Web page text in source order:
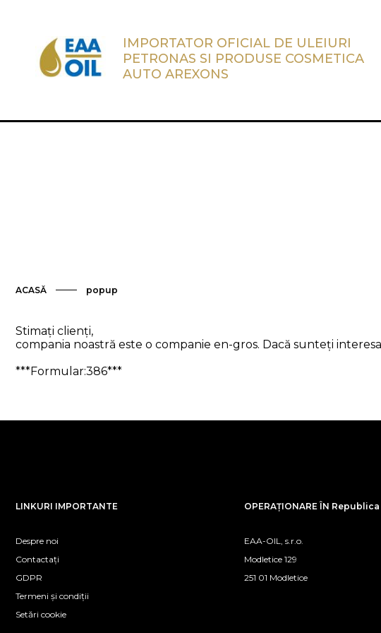
IMPORTATOR OFICIAL DE ULEIURI
PETRONAS SI PRODUSE COSMETICA
AUTO AREXONS
ACASĂ popup
Stimați clienți,
compania noastră este o companie en-gros. Dacă sunteți
***Formular:386***
LINKURI IMPORTANTE
Despre noi
Contactați
GDPR
Termeni și condiții
Setări cookie
OPERAȚIONARE ÎN Republica
EAA-OIL, s.r.o.
Modletice 129
251 01 Modletice